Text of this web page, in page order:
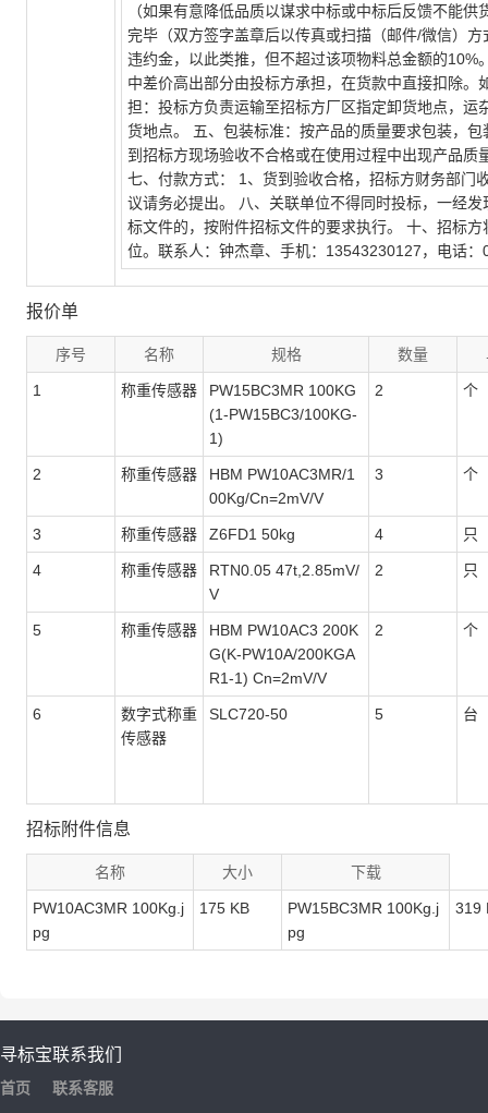
（如果有意降低品质以谋求中标或中标后反馈不能
完毕（双方签字盖章后以传真或扫描（邮件/微信）
违约金，以此类推，但不超过该项物料总金额的
中差价高出部分由投标方承担，在货款中直接扣除
担：投标方负责运输至招标方厂区指定卸货地点，
货地点。 五、包装标准：按产品的质量要求包装，
到招标方现场验收不合格或在使用过程中出现产品
七、付款方式： 1、货到验收合格，招标方财务部门
议请务必提出。 八、关联单位不得同时投标，一经
标文件的，按附件招标文件的要求执行。 十、招标
位。联系人：钟杰章、手机：13543230127，电话
报价单
序号 名称 规格 数量
1 称重传感器
PW15BC3MR 100KG
(1-PW15BC3/100KG-
1)
2 个
2 称重传感器
HBM PW10AC3MR/1
00Kg/Cn=2mV/V
3 个
3 称重传感器 Z6FD1 50kg 4 只
4 称重传感器
RTN0.05 47t,2.85mV/
V
2 只
5 称重传感器
HBM PW10AC3 200K
G(K-PW10A/200KGA
R1-1) Cn=2mV/V
2 个
6
数字式称重
传感器
SLC720-50 5 台
招标附件信息
名称 大小 下载
PW10AC3MR 100Kg.j
pg
175 KB
PW15BC3MR 100Kg.j
pg
319
寻标宝
首页
联系我们
联系客服